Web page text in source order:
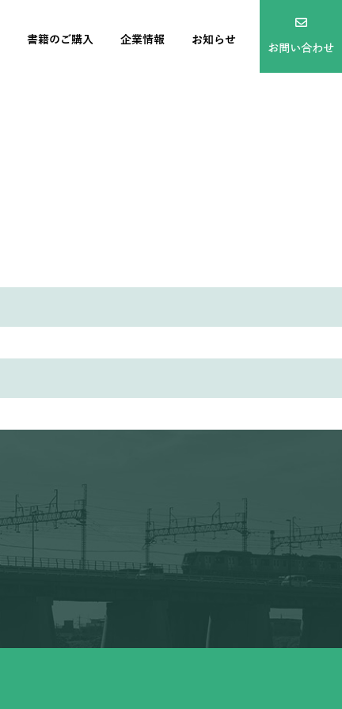
書籍のご購入 企業情報 お知らせ
お問い合わせ